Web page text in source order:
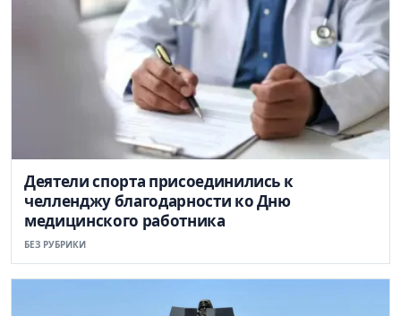
Деятели спорта присоединились к
челленджу благодарности ко Дню
медицинского работника
БЕЗ РУБРИКИ